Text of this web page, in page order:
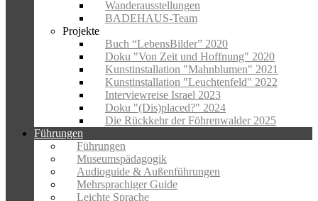
Wanderausstellungen
BADEHAUS-Team
Projekte
Buch “LebensBilder” 2020
Doku "Von Zeit und Hoffnung" 2020
Kunstinstallation "Mahnblumen" 2021
Kunstinstallation "Leuchtenfeld" 2022
Interviewreise Israel 2023
Doku "(Dis)placed?" 2024
Die Rückkehr der Föhrenwalder 2025
Führungen
Führungen
Museumspädagogik
Audioguide & Außenführungen
Mehrsprachiger Guide
Leichte Sprache